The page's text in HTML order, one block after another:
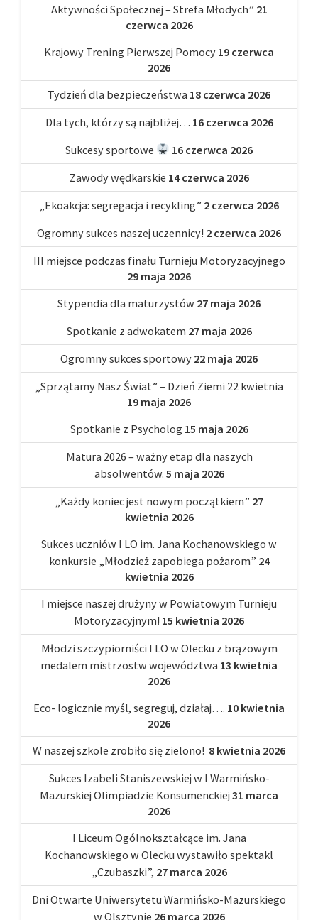
Aktywności Społecznej – Strefa Młodych” 21
czerwca 2026
Krajowy Trening Pierwszej Pomocy 19 czerwca
2026
Tydzień dla bezpieczeństwa 18 czerwca 2026
Dla tych, którzy są najbliżej… 16 czerwca 2026
Sukcesy sportowe
16 czerwca 2026
Zawody wędkarskie 14 czerwca 2026
„Ekoakcja: segregacja i recykling” 2 czerwca 2026
Ogromny sukces naszej uczennicy! 2 czerwca 2026
III miejsce podczas finału Turnieju Motoryzacyjnego
29 maja 2026
Stypendia dla maturzystów 27 maja 2026
Spotkanie z adwokatem 27 maja 2026
Ogromny sukces sportowy 22 maja 2026
„Sprzątamy Nasz Świat” – Dzień Ziemi 22 kwietnia
19 maja 2026
Spotkanie z Psycholog 15 maja 2026
Matura 2026 – ważny etap dla naszych
absolwentów. 5 maja 2026
„Każdy koniec jest nowym początkiem” 27
kwietnia 2026
Sukces uczniów I LO im. Jana Kochanowskiego w
konkursie „Młodzież zapobiega pożarom” 24
kwietnia 2026
I miejsce naszej drużyny w Powiatowym Turnieju
Motoryzacyjnym! 15 kwietnia 2026
Młodzi szczypiorniści I LO w Olecku z brązowym
medalem mistrzostw województwa 13 kwietnia
2026
Eco- logicznie myśl, segreguj, działaj…. 10 kwietnia
2026
W naszej szkole zrobiło się zielono! 8 kwietnia 2026
Sukces Izabeli Staniszewskiej w I Warmińsko-
Mazurskiej Olimpiadzie Konsumenckiej 31 marca
2026
I Liceum Ogólnokształcące im. Jana
Kochanowskiego w Olecku wystawiło spektakl
„Czubaszki”, 27 marca 2026
Dni Otwarte Uniwersytetu Warmińsko-Mazurskiego
w Olsztynie 26 marca 2026